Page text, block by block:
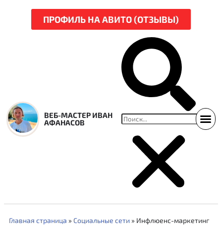
ПРОФИЛЬ НА АВИТО (ОТЗЫВЫ)
ВЕБ-МАСТЕР ИВАН
АФАНАСОВ
Главная страница » Социальные сети » Инфлюенс-маркетинг